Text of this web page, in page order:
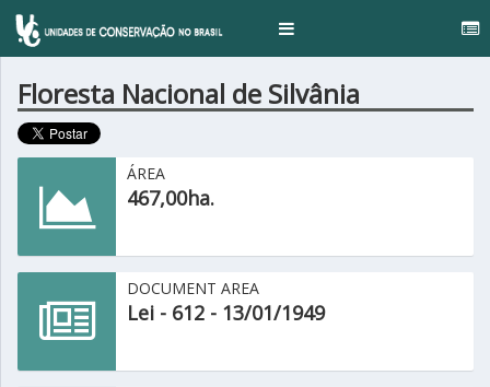
Toggle
Floresta Nacional de Silvânia
ÁREA
467,00ha.
DOCUMENT AREA
Lei - 612 - 13/01/1949